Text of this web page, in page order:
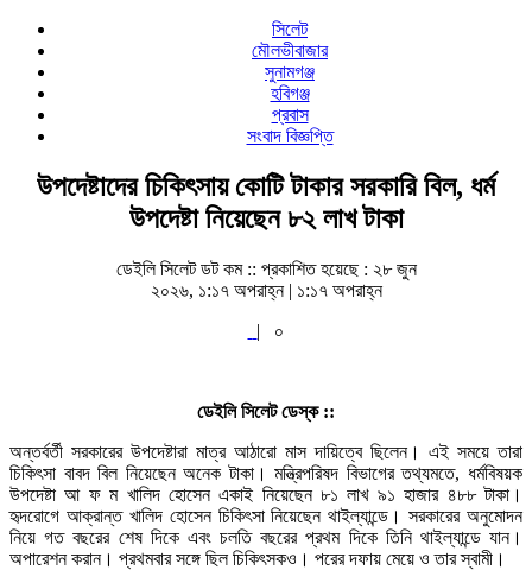
সিলেট
মৌলভীবাজার
সুনামগঞ্জ
হবিগঞ্জ
প্রবাস
সংবাদ বিজ্ঞপ্তি
উপদেষ্টাদের চিকিৎসায় কোটি টাকার সরকারি বিল, ধর্ম
উপদেষ্টা নিয়েছেন ৮২ লাখ টাকা
ডেইলি সিলেট ডট কম :: প্রকাশিত হয়েছে : ২৮ জুন
২০২৬, ১:১৭ অপরাহ্ন | ১:১৭ অপরাহ্ন
|
০
ডেইলি সিলেট ডেস্ক ::
অন্তর্বর্তী সরকারের উপদেষ্টারা মাত্র আঠারো মাস দায়িত্বে ছিলেন। এই সময়ে তারা
চিকিৎসা বাবদ বিল নিয়েছেন অনেক টাকা। মন্ত্রিপরিষদ বিভাগের তথ্যমতে, ধর্মবিষয়ক
উপদেষ্টা আ ফ ম খালিদ হোসেন একাই নিয়েছেন ৮১ লাখ ৯১ হাজার ৪৮৮ টাকা।
হৃদরোগে আক্রান্ত খালিদ হোসেন চিকিৎসা নিয়েছেন থাইল্যান্ডে। সরকারের অনুমোদন
নিয়ে গত বছরের শেষ দিকে এবং চলতি বছরের প্রথম দিকে তিনি থাইল্যান্ডে যান।
অপারেশন করান। প্রথমবার সঙ্গে ছিল চিকিৎসকও। পরের দফায় মেয়ে ও তার স্বামী।